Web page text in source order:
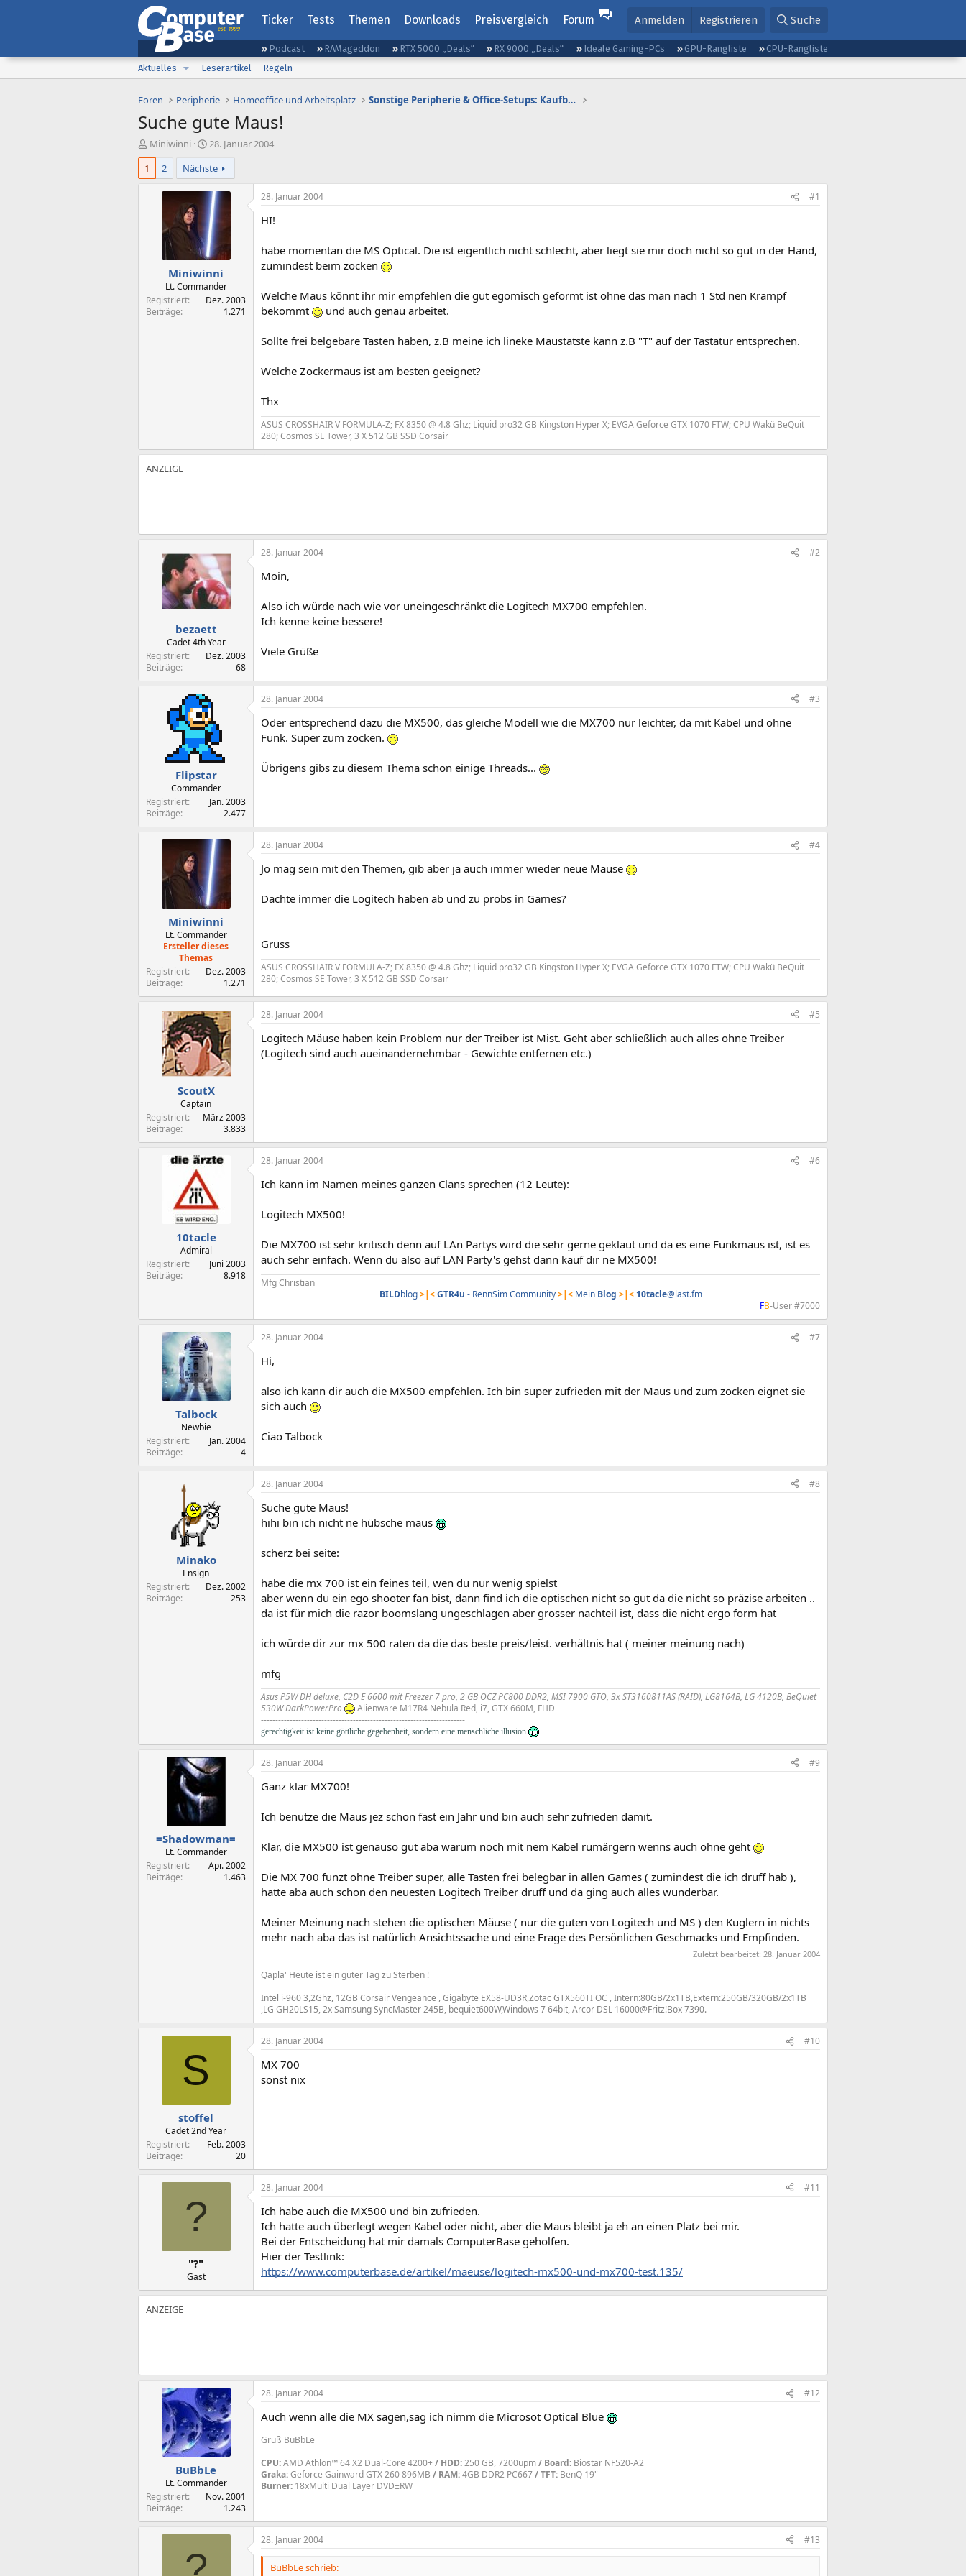
Ticker Tests Themen Downloads Preisvergleich Forum Anmelden Registrieren Suche
Podcast RAMageddon RTX 5000 „Deals“ RX 9000 „Deals“ Ideale Gaming-PCs GPU-Rangliste
CPU-Rangliste
Aktuelles
Leserartikel Regeln
Foren Peripherie Homeoffice und Arbeitsplatz Sonstige Peripherie & Office-Setups: Kaufberatung
Suche gute Maus!
E
r
t
Miniwinni
E
r
s
t
e
l
l
t
a
m
28. Januar 2004
1
2 Nächste
Miniwinni
Lt. Commander
Registriert
Dez. 2003
Beiträge
1.271
28. Januar 2004 #1
HI!
habe momentan die MS Optical. Die ist eigentlich nicht schlecht, aber liegt sie mir doch nicht so gut in der Hand,
zumindest beim zocken
Welche Maus könnt ihr mir empfehlen die gut egomisch geformt ist ohne das man nach 1 Std nen Krampf
bekommt
und auch genau arbeitet.
Sollte frei belgebare Tasten haben, z.B meine ich lineke Maustatste kann z.B "T" auf der Tastatur entsprechen.
Welche Zockermaus ist am besten geeignet?
Thx
ASUS CROSSHAIR V FORMULA-Z; FX 8350 @ 4.8 Ghz; Liquid pro32 GB Kingston Hyper X; EVGA Geforce GTX 1070 FTW; CPU Wakü BeQuit
280; Cosmos SE Tower, 3 X 512 GB SSD Corsair
bezaett
Cadet 4th Year
Registriert
Dez. 2003
Beiträge
68
28. Januar 2004 #2
Moin,
Also ich würde nach wie vor uneingeschränkt die Logitech MX700 empfehlen.
Ich kenne keine bessere!
Viele Grüße
Flipstar
Commander
Registriert
Jan. 2003
Beiträge
2.477
28. Januar 2004 #3
Oder entsprechend dazu die MX500, das gleiche Modell wie die MX700 nur leichter, da mit Kabel und ohne
Funk. Super zum zocken.
Übrigens gibs zu diesem Thema schon einige Threads...
Miniwinni
Lt. Commander
Ersteller dieses
Themas
Registriert
Dez. 2003
Beiträge
1.271
28. Januar 2004 #4
Jo mag sein mit den Themen, gib aber ja auch immer wieder neue Mäuse
Dachte immer die Logitech haben ab und zu probs in Games?
Gruss
ASUS CROSSHAIR V FORMULA-Z; FX 8350 @ 4.8 Ghz; Liquid pro32 GB Kingston Hyper X; EVGA Geforce GTX 1070 FTW; CPU Wakü BeQuit
280; Cosmos SE Tower, 3 X 512 GB SSD Corsair
ScoutX
Captain
Registriert
März 2003
Beiträge
3.833
28. Januar 2004 #5
Logitech Mäuse haben kein Problem nur der Treiber ist Mist. Geht aber schließlich auch alles ohne Treiber
(Logitech sind auch aueinandernehmbar - Gewichte entfernen etc.)
10tacle
Admiral
Registriert
Juni 2003
Beiträge
8.918
28. Januar 2004 #6
Ich kann im Namen meines ganzen Clans sprechen (12 Leute):
Logitech MX500!
Die MX700 ist sehr kritisch denn auf LAn Partys wird die sehr gerne geklaut und da es eine Funkmaus ist, ist es
auch sehr einfach. Wenn du also auf LAN Party's gehst dann kauf dir ne MX500!
Mfg Christian
BILDblog >|< GTR4u - RennSim Community >|< Mein Blog >|< 10tacle@last.fm
FB-User #7000​
Talbock
Newbie
Registriert
Jan. 2004
Beiträge
4
28. Januar 2004 #7
Hi,
also ich kann dir auch die MX500 empfehlen. Ich bin super zufrieden mit der Maus und zum zocken eignet sie
sich auch
Ciao Talbock
Minako
Ensign
Registriert
Dez. 2002
Beiträge
253
28. Januar 2004 #8
Suche gute Maus!
hihi bin ich nicht ne hübsche maus
scherz bei seite:
habe die mx 700 ist ein feines teil, wen du nur wenig spielst
aber wenn du ein ego shooter fan bist, dann find ich die optischen nicht so gut da die nicht so präzise arbeiten ..
da ist für mich die razor boomslang ungeschlagen aber grosser nachteil ist, dass die nicht ergo form hat
ich würde dir zur mx 500 raten da die das beste preis/leist. verhältnis hat ( meiner meinung nach)
mfg
Asus P5W DH deluxe, C2D E 6600 mit Freezer 7 pro, 2 GB OCZ PC800 DDR2, MSI 7900 GTO, 3x ST3160811AS (RAID), LG8164B, LG 4120B, BeQuiet
530W DarkPowerPro
Alienware M17R4 Nebula Red, i7, GTX 660M, FHD
-----------------------------------------------------------------------
gerechtigkeit ist keine göttliche gegebenheit, sondern eine menschliche illusion
=Shadowman=
Lt. Commander
Registriert
Apr. 2002
Beiträge
1.463
28. Januar 2004 #9
Ganz klar MX700!
Ich benutze die Maus jez schon fast ein Jahr und bin auch sehr zufrieden damit.
Klar, die MX500 ist genauso gut aba warum noch mit nem Kabel rumärgern wenns auch ohne geht
Die MX 700 funzt ohne Treiber super, alle Tasten frei belegbar in allen Games ( zumindest die ich druff hab ),
hatte aba auch schon den neuesten Logitech Treiber druff und da ging auch alles wunderbar.
Meiner Meinung nach stehen die optischen Mäuse ( nur die guten von Logitech und MS ) den Kuglern in nichts
mehr nach aba das ist natürlich Ansichtssache und eine Frage des Persönlichen Geschmacks und Empfinden.
Zuletzt bearbeitet: 28. Januar 2004
Qapla' Heute ist ein guter Tag zu Sterben !
Intel i-960 3,2Ghz, 12GB Corsair Vengeance , Gigabyte EX58-UD3R,Zotac GTX560TI OC , Intern:80GB/2x1TB,Extern:250GB/320GB/2x1TB
,LG GH20LS15, 2x Samsung SyncMaster 245B, bequiet600W,Windows 7 64bit, Arcor DSL 16000@Fritz!Box 7390.
S
stoffel
Cadet 2nd Year
Registriert
Feb. 2003
Beiträge
20
28. Januar 2004 #10
MX 700
sonst nix
?
"?"
Gast
28. Januar 2004 #11
Ich habe auch die MX500 und bin zufrieden.
Ich hatte auch überlegt wegen Kabel oder nicht, aber die Maus bleibt ja eh an einen Platz bei mir.
Bei der Entscheidung hat mir damals ComputerBase geholfen.
Hier der Testlink:
https://www.computerbase.de/artikel/maeuse/logitech-mx500-und-mx700-test.135/
BuBbLe
Lt. Commander
Registriert
Nov. 2001
Beiträge
1.243
28. Januar 2004 #12
Auch wenn alle die MX sagen,sag ich nimm die Microsot Optical Blue
Gruß BuBbLe
CPU:AMD Athlon™ 64 X2 Dual-Core 4200+/ HDD:250 GB, 7200upm/ Board: Biostar NF520-A2
Graka:Geforce Gainward GTX 260 896MB / RAM:4GB DDR2 PC667/TFT: BenQ 19"
Burner: 18xMulti Dual Layer DVD±RW
28. Januar 2004 #13
BuBbLe schrieb: